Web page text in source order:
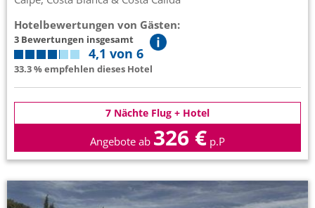
Hotelbewertungen von Gästen:
3 Bewertungen insgesamt
4,1 von 6
33.3 % empfehlen dieses Hotel
7 Nächte Flug + Hotel
Angebote ab 326 € p.P